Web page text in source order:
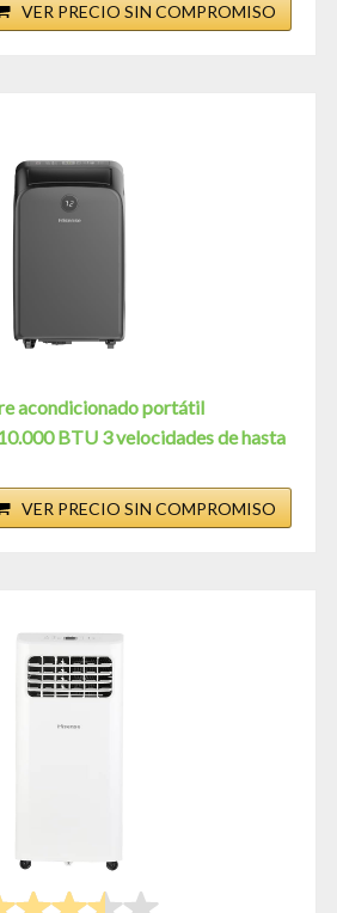
VER PRECIO SIN COMPROMISO
acondicionado portátil
BTU 3 velocidades de hasta
VER PRECIO SIN COMPROMISO